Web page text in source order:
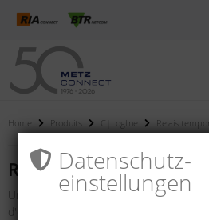
Home Produits C|Logline Relais
Relais temporisé
Un relais temporisé est une version
d'obtenir des temporisations à la mise
Datenschutz­
einstellungen